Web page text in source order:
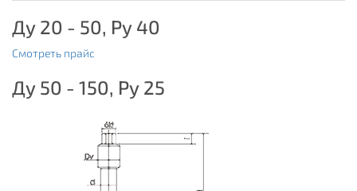
Ду 20 - 50, Ру 40
Смотреть прайс
Ду 50 - 150, Ру 25